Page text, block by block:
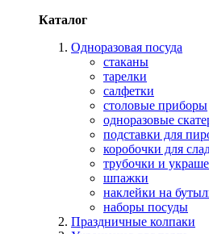
Каталог
Одноразовая посуда
стаканы
тарелки
салфетки
столовые приборы
одноразовые
подставки для
коробочки для
трубочки и
шпажки
наклейки на
наборы посуды
Праздничные колпаки